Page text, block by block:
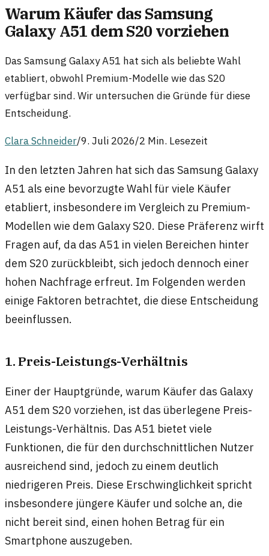
Warum Käufer das Samsung
Galaxy A51 dem S20 vorziehen
Das Samsung Galaxy A51 hat sich als beliebte Wahl
etabliert, obwohl Premium-Modelle wie das S20
verfügbar sind. Wir untersuchen die Gründe für diese
Entscheidung.
Clara Schneider/9. Juli 2026/2 Min. Lesezeit
In den letzten Jahren hat sich das Samsung Galaxy
A51 als eine bevorzugte Wahl für viele Käufer
etabliert, insbesondere im Vergleich zu Premium-
Modellen wie dem Galaxy S20. Diese Präferenz wirft
Fragen auf, da das A51 in vielen Bereichen hinter
dem S20 zurückbleibt, sich jedoch dennoch einer
hohen Nachfrage erfreut. Im Folgenden werden
einige Faktoren betrachtet, die diese Entscheidung
beeinflussen.
1. Preis-Leistungs-Verhältnis
Einer der Hauptgründe, warum Käufer das Galaxy
A51 dem S20 vorziehen, ist das überlegene Preis-
Leistungs-Verhältnis. Das A51 bietet viele
Funktionen, die für den durchschnittlichen Nutzer
ausreichend sind, jedoch zu einem deutlich
niedrigeren Preis. Diese Erschwinglichkeit spricht
insbesondere jüngere Käufer und solche an, die
nicht bereit sind, einen hohen Betrag für ein
Smartphone auszugeben.